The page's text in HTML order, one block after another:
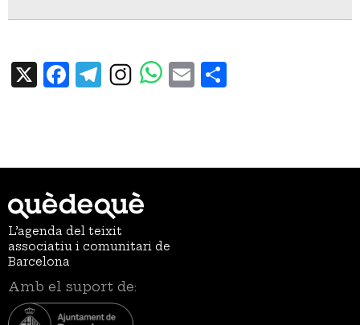
X Facebook
TelegramEmail
L’agenda del teixit
associatiu i comunitari de
Barcelona
Amb el suport de: